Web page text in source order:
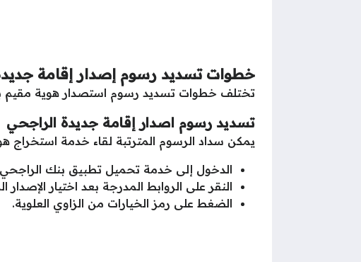
خطوات تسديد رسوم إصدار إقامة جديدة
تختلف خطوات تسديد رسوم استصدار هوية مقيم
تسديد رسوم اصدار إقامة جديدة الراجحي
يمكن سداد الرسوم المترتبة لقاء خدمة استخراج
الدخول إلى خدمة تحميل تطبيق بنك
النقر على الروابط المدرجة بعد اختيار الإصدار
الضغط على رمز الخيارات من الزاوي العلوية.